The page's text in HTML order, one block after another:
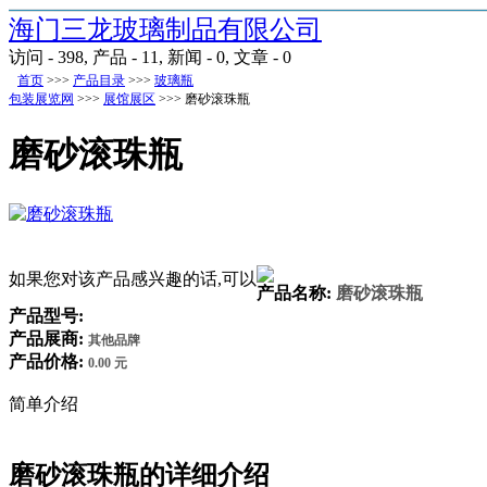
海门三龙玻璃制品有限公司
访问 - 398, 产品 - 11, 新闻 - 0, 文章 - 0
首页 >>> 产品目录 >>> 玻璃瓶
包装展览网 >>> 展馆展区 >>> 磨砂滚珠瓶
磨砂滚珠瓶
如果您对该产品感兴趣的话,可以
产品名称: 磨砂滚珠瓶
产品型号:
产品展商: 其他品牌
产品价格: 0.00 元
简单介绍
磨砂滚珠瓶的详细介绍